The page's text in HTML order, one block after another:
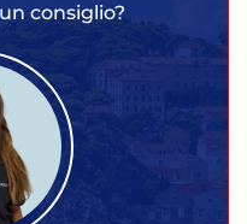
consiglio?